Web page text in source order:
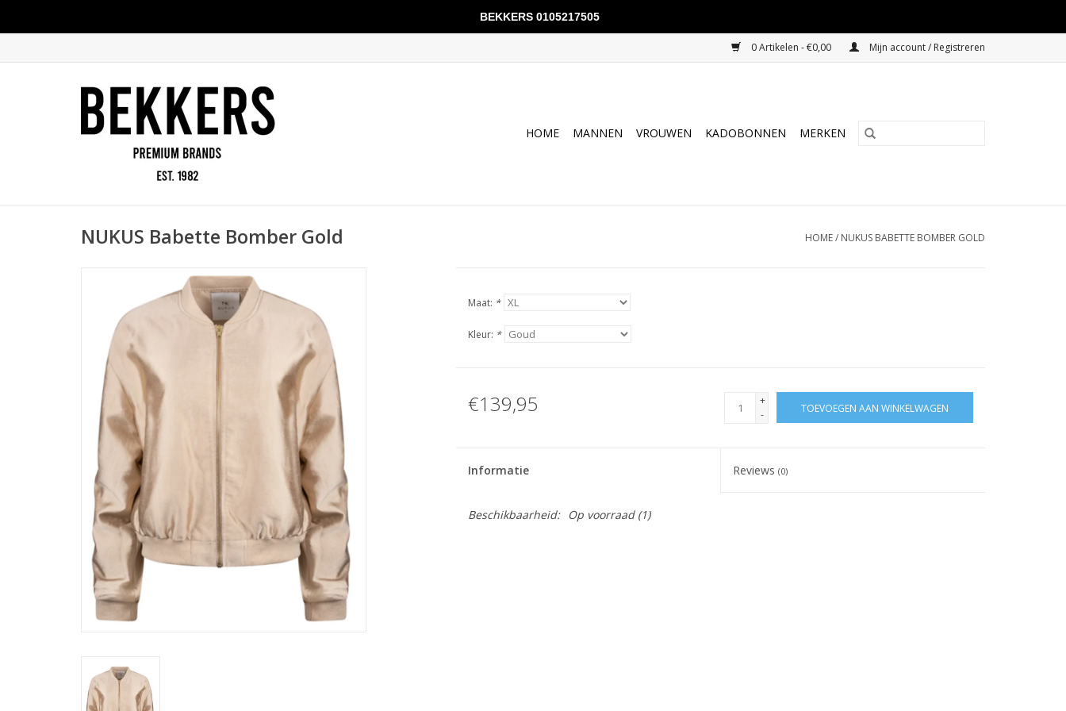
0 Artikelen - €0,00 Mijn account / Registreren
HOME MANNEN VROUWEN KADOBONNEN MERKEN
NUKUS Babette Bomber Gold HOME/ NUKUS BABETTE BOMBER GOLD
Maat: *
Kleur: *
€139,95
+
-
TOEVOEGEN AAN WINKELWAGEN
Informatie Reviews(0)
Beschikbaarheid: Op voorraad(1)
BEKKERS 0105217505